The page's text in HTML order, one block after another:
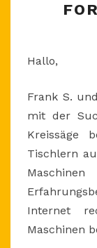
Hallo,
Frank S.
mit der
Kreissäge
Tischlern
Internet
Maschinen